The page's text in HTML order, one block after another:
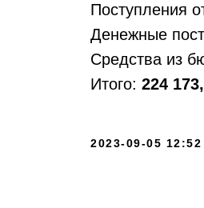
Поступления
Денежные
Средства из
Итого: 224
2023-09-05 12:52